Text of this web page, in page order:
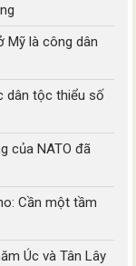
Mỹ là công dân
dân tộc thiểu số
của NATO đã
Cần một tầm
Úc và Tân Lây